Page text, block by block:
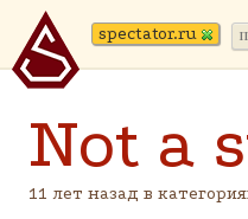
spectator.ru
Not a
11 лет назад в